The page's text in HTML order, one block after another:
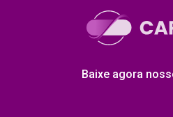
Baixe agora